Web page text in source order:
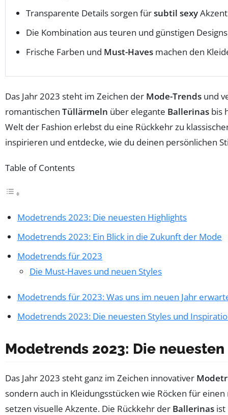
Transparente Details sorgen fürsubtil sexy
Die Kombination aus teuren und günstigen
Frische Farben und Must-Haves machen den
Das Jahr 2023 steht im Zeichen der Mode-Trends und
romantischen Tüllärmeln über elegante Ballerinas bis
Welt der Fashion erlebst du eine Rückkehr zu
inspirieren und entdecke, wie du deinen persönlichen
Table of Contents
Modetrends 2023: Die neuesten Highlights
Modetrends 2023: Ein Blick in die Zukunft der Mode
Modetrends für 2023
Die Must-Haves und neuen Styles
Modetrends für 2023: Was uns im neuen Jahr
Modetrends 2023: Die neuesten Styles und
Modetrends 2023: Die
Das Jahr 2023 steht ganz im Zeichen innovativer
sondern auch in Kleidungsstücken wie Röcken für
setzen visuelle Akzente. Die Rückkehr der Ballerinas ist